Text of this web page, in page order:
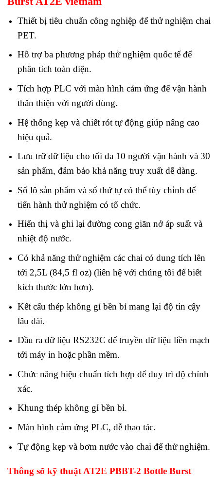
Thiết bị tiêu chuẩn công nghiệp để thử nghiệm chai
PET.
Hỗ trợ ba phương pháp thử nghiệm quốc tế để
phân tích toàn diện.
Tích hợp PLC với màn hình cảm ứng để vận hành
thân thiện với người dùng.
Hệ thống kẹp và chiết rót tự động giúp nâng cao
hiệu quả.
Lưu trữ dữ liệu cho tối đa 10 người vận hành và 30
sản phẩm, đảm bảo khả năng truy xuất dễ dàng.
Số lô sản phẩm và số thứ tự có thể tùy chỉnh để
tiến hành thử nghiệm có tổ chức.
Hiển thị và ghi lại đường cong giãn nở áp suất và
nhiệt độ nước.
Có khả năng thử nghiệm các chai có dung tích lên
tới 2,5L (84,5 fl oz) (liên hệ với chúng tôi để biết
kích thước lớn hơn).
Kết cấu thép không gỉ bền bỉ mang lại độ tin cậy
lâu dài.
Đầu ra dữ liệu RS232C để truyền dữ liệu liền mạch
tới máy in hoặc phần mềm.
Chức năng hiệu chuẩn tích hợp để duy trì độ chính
xác.
Khung thép không gỉ bền bỉ.
Màn hình cảm ứng PLC, dễ thao tác.
Tự động kẹp và bơm nước vào chai để thử nghiệm.
Thông số kỹ thuật AT2E PBBT-2 Bottle Burst